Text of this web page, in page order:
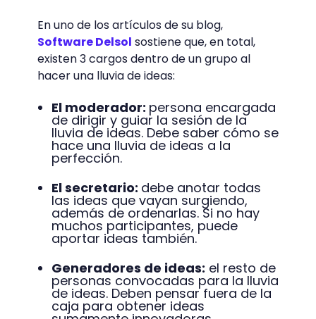
En uno de los artículos de su blog,
Software Delsol sostiene que, en total,
existen 3 cargos dentro de un grupo al
hacer una lluvia de ideas:
El moderador: persona encargada
de dirigir y guiar la sesión de la
lluvia de ideas. Debe saber cómo se
hace una lluvia de ideas a la
perfección.
El secretario: debe anotar todas
las ideas que vayan surgiendo,
además de ordenarlas. Si no hay
muchos participantes, puede
aportar ideas también.
Generadores de ideas: el resto de
personas convocadas para la lluvia
de ideas. Deben pensar fuera de la
caja para obtener ideas